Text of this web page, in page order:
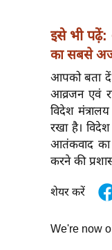
इसे भी पढ़ें:
का सबसे
आपको बता दें
आव्रजन एवं
विदेश
रखा है। विदेश
आतंकवाद का
करने की
शेयर करें
We're now